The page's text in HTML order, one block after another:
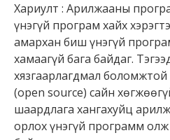
Хариулт : Арилжааны
үнэгүй програм хайх
амархан биш үнэгүй
хамаагүй бага байдаг.
хязгаарлагдмал боломжтой
(open source) сайн
шаардлага хангахуйц
орлох үнэгүй программ